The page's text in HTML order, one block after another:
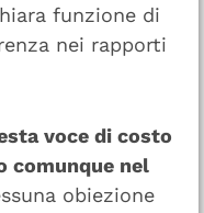
funzione di
nei rapporti
voce di costo
comunque nel
obiezione